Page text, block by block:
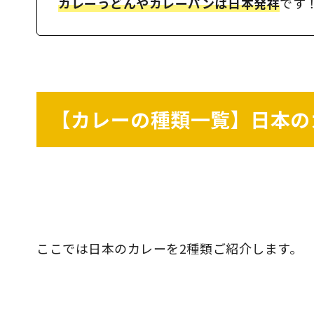
【カレーの種類一覧】日本
ここでは日本のカレーを2種類ご紹介します。